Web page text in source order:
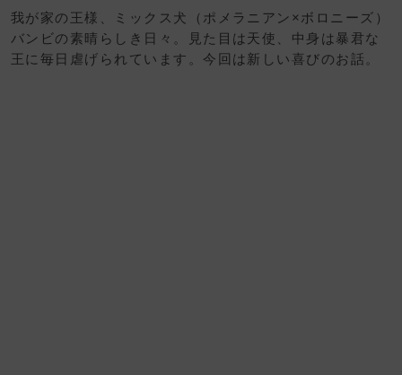
我が家の王様、ミックス犬（ポメラニアン×ボロニーズ）
バンビの素晴らしき日々。見た目は天使、中身は暴君な
王に毎日虐げられています。今回は新しい喜びのお話。